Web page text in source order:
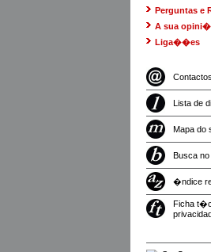
Perguntas e
A sua
Liga��es
Contactos
Lista de
Mapa do
Busca
�ndice
Ficha